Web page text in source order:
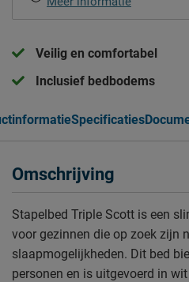
Veilig en comfortabel
Inclusief bedbodems
Specificaties
Omschrijving
Stapelbed Triple Scott is een
voor gezinnen die op zoek zijn
slaapmogelijkheden. Dit bed
personen en is uitgevoerd in